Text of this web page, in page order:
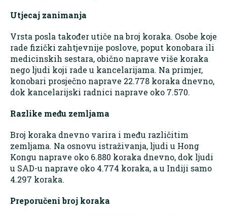
Utjecaj zanimanja
Vrsta posla također utiče na broj koraka. Osobe koje
rade fizički zahtjevnije poslove, poput konobara ili
medicinskih sestara, obično naprave više koraka
nego ljudi koji rade u kancelarijama. Na primjer,
konobari prosječno naprave 22.778 koraka dnevno,
dok kancelarijski radnici naprave oko 7.570.
Razlike među zemljama
Broj koraka dnevno varira i među različitim
zemljama. Na osnovu istraživanja, ljudi u Hong
Kongu naprave oko 6.880 koraka dnevno, dok ljudi
u SAD-u naprave oko 4.774 koraka, a u Indiji samo
4.297 koraka.
Preporučeni broj koraka